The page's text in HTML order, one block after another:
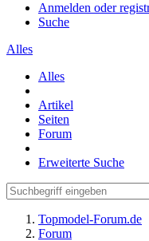
Anmelden oder
Suche
Alles
Alles
Artikel
Seiten
Forum
Erweiterte Suche
Topmodel-Forum.de
Forum